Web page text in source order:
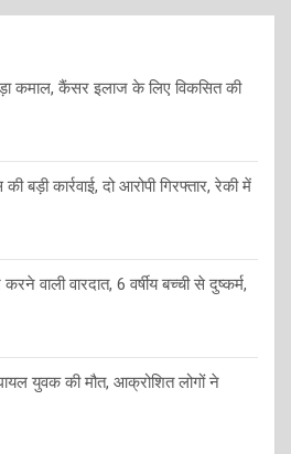
बड़ा कमाल, कैंसर इलाज के लिए विकसित की
बड़ी कार्रवाई, दो आरोपी गिरफ्तार, रेकी में
वाली वारदात, 6 वर्षीय बच्ची से दुष्कर्म,
युवक की मौत, आक्रोशित लोगों ने